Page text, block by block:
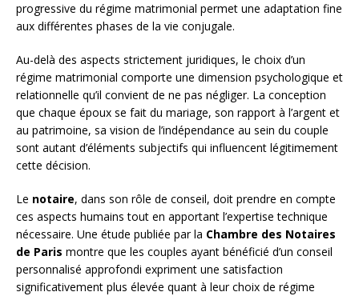
progressive du régime matrimonial permet une adaptation fine
aux différentes phases de la vie conjugale.
Au-delà des aspects strictement juridiques, le choix d’un
régime matrimonial comporte une dimension psychologique et
relationnelle qu’il convient de ne pas négliger. La conception
que chaque époux se fait du mariage, son rapport à l’argent et
au patrimoine, sa vision de l’indépendance au sein du couple
sont autant d’éléments subjectifs qui influencent légitimement
cette décision.
Le notaire, dans son rôle de conseil, doit prendre en compte
ces aspects humains tout en apportant l’expertise technique
nécessaire. Une étude publiée par la Chambre des Notaires
de Paris montre que les couples ayant bénéficié d’un conseil
personnalisé approfondi expriment une satisfaction
significativement plus élevée quant à leur choix de régime